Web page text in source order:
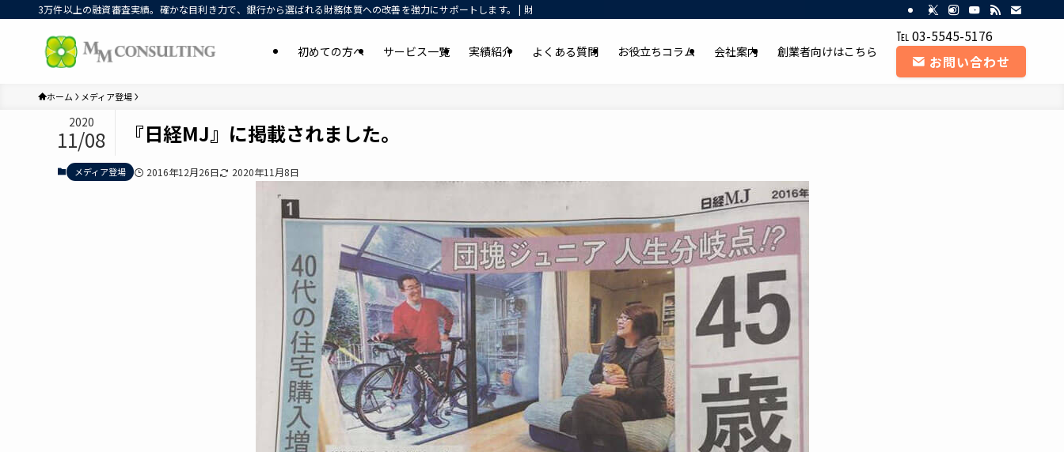
3万件以上の融資審査実績。確かな目利き力で、銀行から選ばれる財務体質への改善を強力にサポートします。 | 財務コンサルティング・資金調達支援｜元・日本政策金融公庫 融資課長｜MM コンサルティング（東京）
初めての方へ サービス一覧 実績紹介 よくある質問 お役立ちコラム 会社案内 創業者向けはこちら
℡ 03-5545-5176
お問い合わせ
ホーム メディア登場
『日経MJ』に掲載されました。
2020
11/08
メディア登場 2016年12月26日 2020年11月8日